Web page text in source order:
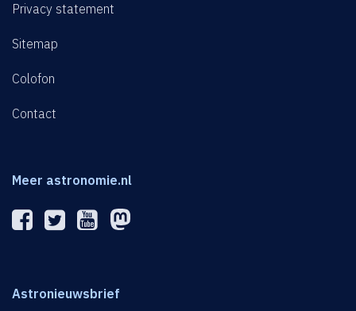
Privacy statement
Sitemap
Colofon
Contact
Meer astronomie.nl
Astronieuwsbrief